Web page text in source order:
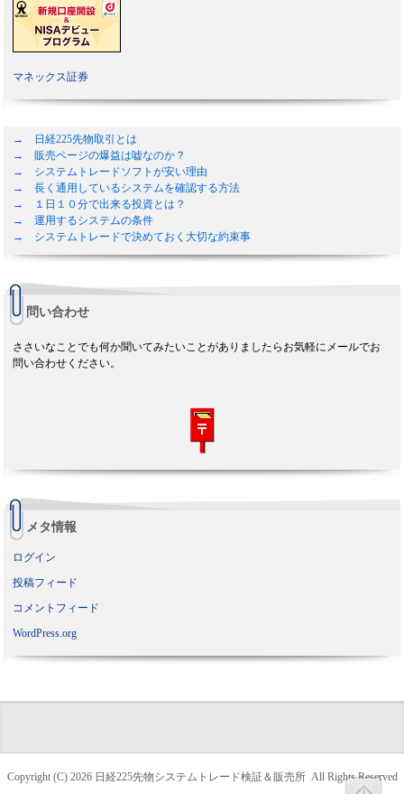
マネックス証券
→ 日経225先物取引とは
→ 販売ページの爆益は嘘なのか？
→ システムトレードソフトが安い理由
→ 長く通用しているシステムを確認する方法
→ １日１０分で出来る投資とは？
→ 運用するシステムの条件
→ システムトレードで決めておく大切な約束事
問い合わせ
ささいなことでも何か聞いてみたいことがありましたらお気軽にメールでお
問い合わせください。
メタ情報
ログイン
投稿フィード
コメントフィード
WordPress.org
Copyright (C) 2026 日経225先物システムトレード検証＆販売所All Rights Reserved